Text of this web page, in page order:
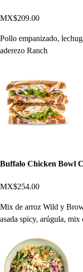
MX$209.00
Pollo empanizado,
aderezo Ranch
Buffalo Chicken Bowl
MX$254.00
Mix de arroz Wild y
asada spicy, arúgula, mix